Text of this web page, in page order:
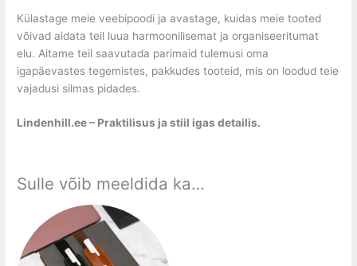
Külastage meie veebipoodi ja avastage, kuidas meie tooted
võivad aidata teil luua harmoonilisemat ja organiseeritumat
elu. Aitame teil saavutada parimaid tulemusi oma
igapäevastes tegemistes, pakkudes tooteid, mis on loodud teie
vajadusi silmas pidades.
Lindenhill.ee – Praktilisus ja stiil igas detailis.
Sulle võib meeldida ka…
range:
through
9,00 €
This
product
has